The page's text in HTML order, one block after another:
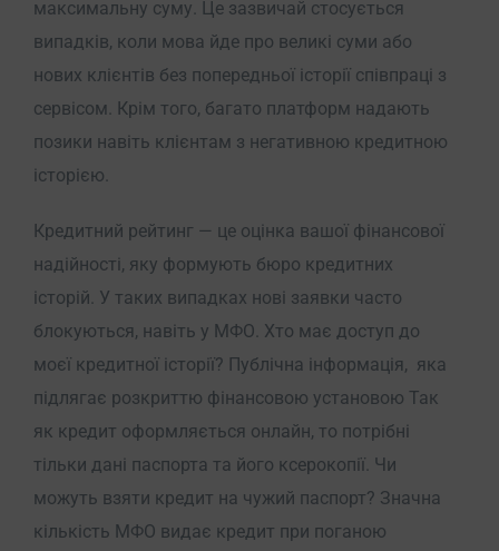
максимальну суму. Це зазвичай стосується
випадків, коли мова йде про великі суми або
нових клієнтів без попередньої історії співпраці з
сервісом. Крім того, багато платформ надають
позики навіть клієнтам з негативною кредитною
історією.
Кредитний рейтинг — це оцінка вашої фінансової
надійності, яку формують бюро кредитних
історій. У таких випадках нові заявки часто
блокуються, навіть у МФО. Хто має доступ до
моєї кредитної історії? Публічна інформація, яка
підлягає розкриттю фінансовою установою Так
як кредит оформляється онлайн, то потрібні
тільки дані паспорта та його ксерокопії. Чи
можуть взяти кредит на чужий паспорт? Значна
кількість МФО видає кредит при поганою